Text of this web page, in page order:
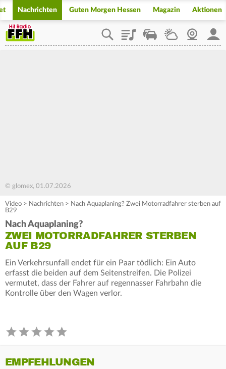
Nachrichten Guten Morgen Hessen Magazin Aktionen
PlaylistStaupilotWetterWebcam
© glomex, 01.07.2026
Video > Nachrichten > Nach Aquaplaning? Zwei Motorradfahrer sterben auf
B29
Nach Aquaplaning?
ZWEI MOTORRADFAHRER STERBEN
AUF B29
Ein Verkehrsunfall endet für ein Paar tödlich: Ein Auto
erfasst die beiden auf dem Seitenstreifen. Die Polizei
vermutet, dass der Fahrer auf regennasser Fahrbahn die
Kontrolle über den Wagen verlor.
EMPFEHLUNGEN